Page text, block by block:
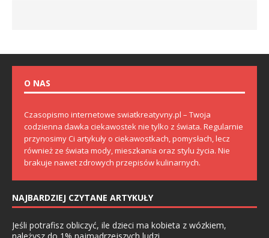
O NAS
Czasopismo internetowe swiatkreatyvny.pl – Twoja
codzienna dawka ciekawostek nie tylko z świata. Regularnie
przynosimy Ci artykuły o ciekawostkach, pomysłach, lecz
również ze świata mody, mieszkania oraz stylu życia. Nie
brakuje nawet zdrowych przepisów kulinarnych.
NAJBARDZIEJ CZYTANE ARTYKUŁY
Jeśli potrafisz obliczyć, ile dzieci ma kobieta z wózkiem,